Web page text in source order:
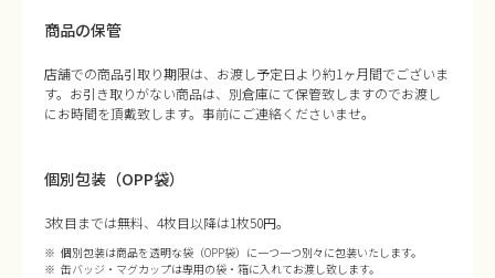
商品の保管
店舗での商品引取り期限は、お渡し予定日より約1ヶ月間でございま
す。お引き取りがない商品は、別倉庫にて保管致しますのでお渡し
にお時間を頂戴致します。事前にご連絡くださいませ。
個別包装（OPP袋）
3枚目までは無料、4枚目以降は1枚50円。
個別包装は商品を透明な袋（OPP袋）に一つ一つ別々に包装いたします。
缶バッジ・マグカップは専用の袋・箱に入れてお渡し致します。